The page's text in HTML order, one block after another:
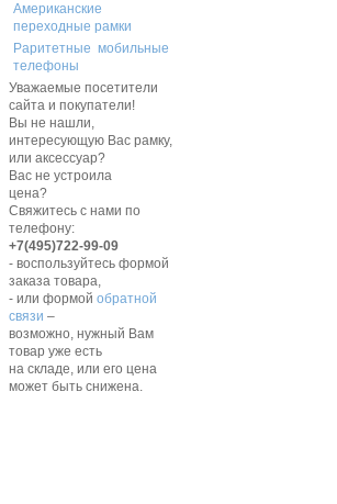
Американские
переходные рамки
Раритетные мобильные
телефоны
Уважаемые посетители
сайта и покупатели!
Вы не нашли,
интересующую Вас рамку,
или аксессуар?
Вас не устроила
цена?
Свяжитесь с нами по
телефону:
+7(495)722-99-09
- воспользуйтесь формой
заказа товара,
- или формой обратной
связи –
возможно, нужный Вам
товар уже есть
на складе, или его цена
может быть снижена.